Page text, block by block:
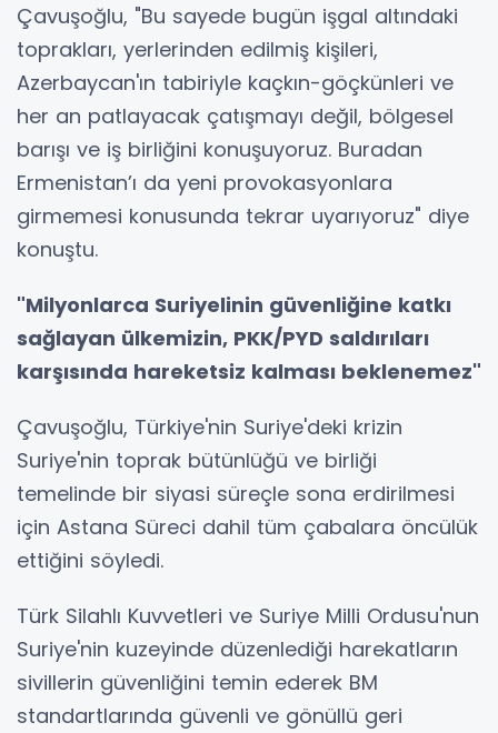
Çavuşoğlu, "Bu sayede bugün işgal altındaki
toprakları, yerlerinden edilmiş kişileri,
Azerbaycan'ın tabiriyle kaçkın-göçkünleri ve
her an patlayacak çatışmayı değil, bölgesel
barışı ve iş birliğini konuşuyoruz. Buradan
Ermenistan’ı da yeni provokasyonlara
girmemesi konusunda tekrar uyarıyoruz" diye
konuştu.
"Milyonlarca Suriyelinin güvenliğine katkı
sağlayan ülkemizin, PKK/PYD saldırıları
karşısında hareketsiz kalması beklenemez"
Çavuşoğlu, Türkiye'nin Suriye'deki krizin
Suriye'nin toprak bütünlüğü ve birliği
temelinde bir siyasi süreçle sona erdirilmesi
için Astana Süreci dahil tüm çabalara öncülük
ettiğini söyledi.
Türk Silahlı Kuvvetleri ve Suriye Milli Ordusu'nun
Suriye'nin kuzeyinde düzenlediği harekatların
sivillerin güvenliğini temin ederek BM
standartlarında güvenli ve gönüllü geri